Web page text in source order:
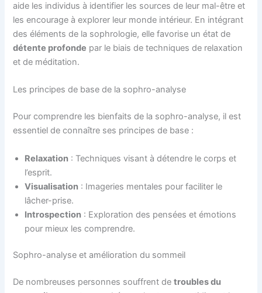
aide les individus à identifier les sources de leur mal-être et
les encourage à explorer leur monde intérieur. En intégrant
des éléments de la sophrologie, elle favorise un état de
détente profonde par le biais de techniques de relaxation
et de méditation.
Les principes de base de la sophro-analyse
Pour comprendre les bienfaits de la sophro-analyse, il est
essentiel de connaître ses principes de base :
Relaxation : Techniques visant à détendre le corps et
l’esprit.
Visualisation : Imageries mentales pour faciliter le
lâcher-prise.
Introspection : Exploration des pensées et émotions
pour mieux les comprendre.
Sophro-analyse et amélioration du sommeil
De nombreuses personnes souffrent detroubles du